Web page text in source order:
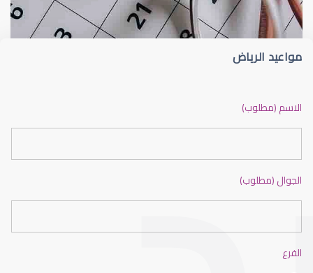
العدسات اللاصقة الصلبة
مواعيد الرياض
الاسم (مطلوب)
الجوال (مطلوب)
الفرع